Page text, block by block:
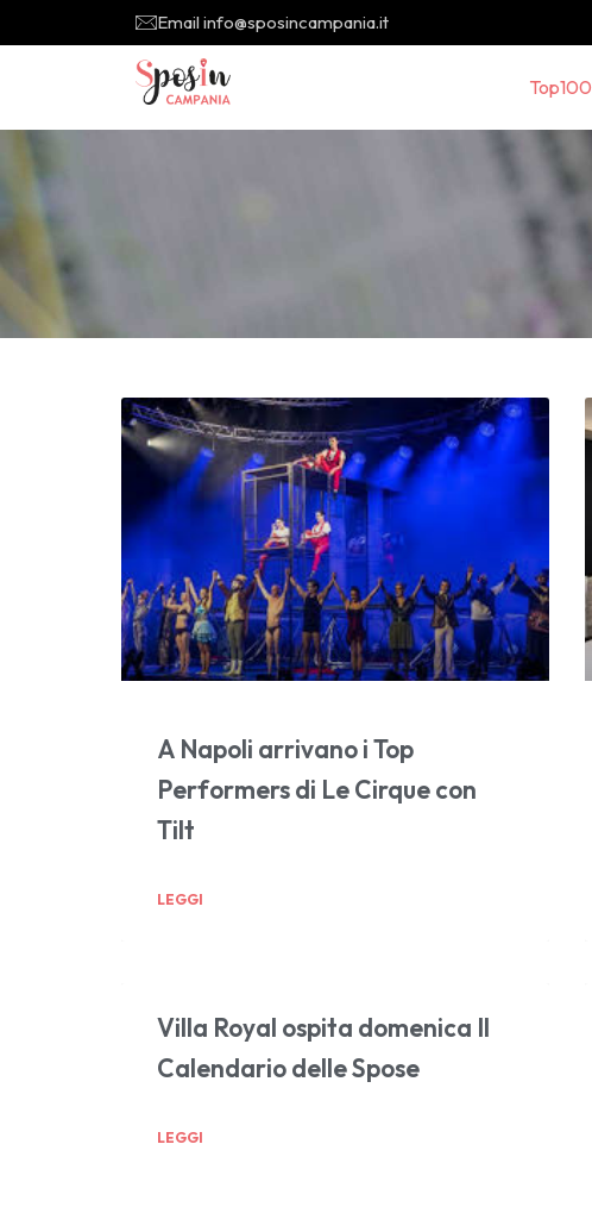
Email info@sposincampania.it
Top100
A Napoli arrivano i Top
Performers di Le Cirque con
Tilt
LEGGI
Villa Royal ospita domenica Il
Calendario delle Spose
LEGGI